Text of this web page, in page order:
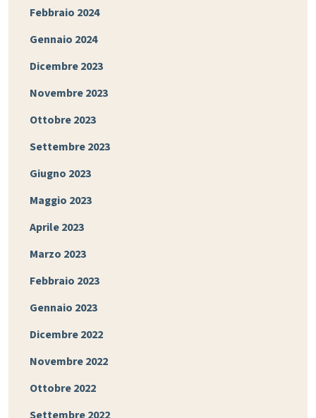
Febbraio 2024
Gennaio 2024
Dicembre 2023
Novembre 2023
Ottobre 2023
Settembre 2023
Giugno 2023
Maggio 2023
Aprile 2023
Marzo 2023
Febbraio 2023
Gennaio 2023
Dicembre 2022
Novembre 2022
Ottobre 2022